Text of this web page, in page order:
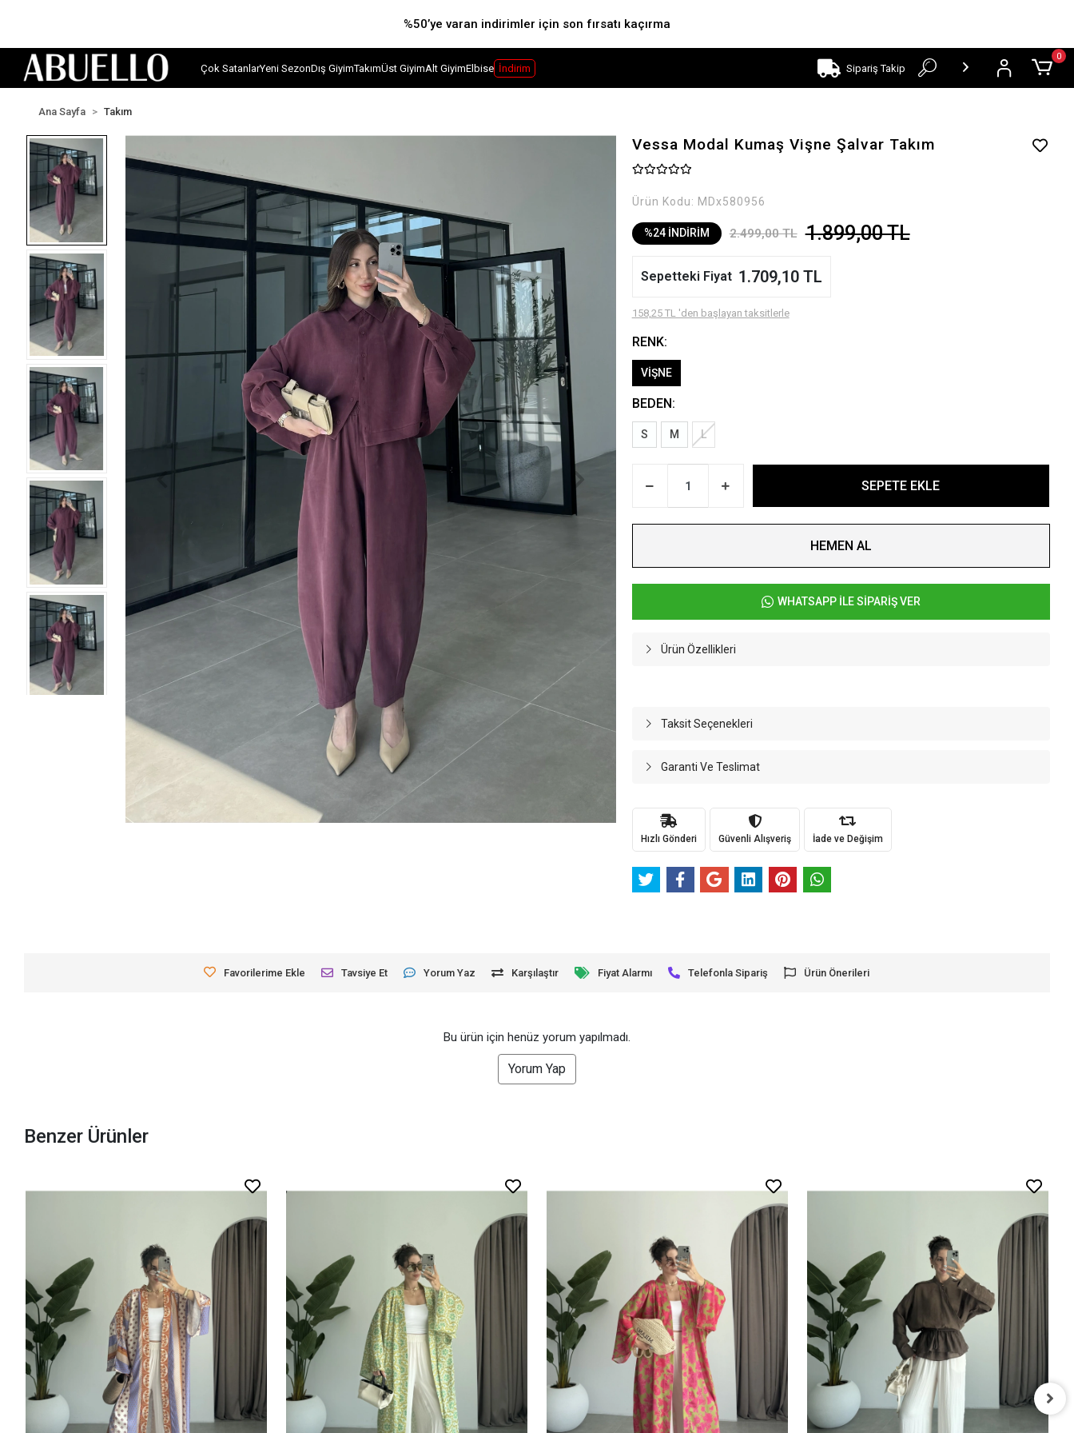
%50’ye varan indirimler için son fırsatı kaçırma
Çok SatanlarYeni SezonDış GiyimTakımÜst GiyimAlt GiyimElbise İndirim Sipariş Takip
0
Ana Sayfa Takım
Vessa Modal Kumaş Vişne Şalvar Takım
Ürün Kodu: MDx580956
%24 İNDİRİM 2.499,00 TL 1.899,00 TL
Sepetteki Fiyat 1.709,10 TL
158,25 TL 'den başlayan taksitlerle
RENK:
VİŞNE
BEDEN:
S M L
SEPETE EKLE
HEMEN AL
WHATSAPP İLE SİPARİŞ VER
Ürün Özellikleri
Taksit Seçenekleri
Garanti Ve Teslimat
Hızlı Gönderi Güvenli Alışveriş İade ve Değişim
Favorilerime Ekle Tavsiye Et Yorum Yaz Karşılaştır Fiyat Alarmı Telefonla Sipariş Ürün Önerileri
Bu ürün için henüz yorum yapılmadı.
Yorum Yap
Benzer Ürünler